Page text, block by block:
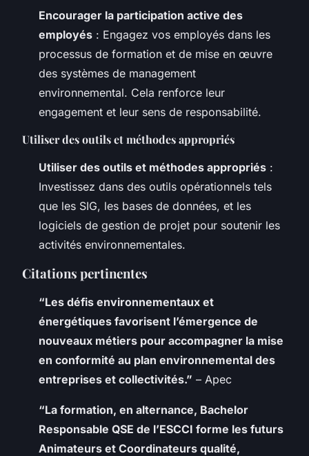
Encourager la participation active des
employés : Engagez vos employés dans les
processus de formation et de mise en œuvre
des systèmes de management
environnemental. Cela renforce leur
engagement et leur sens de responsabilité.
Utiliser des outils et méthodes appropriés
Utiliser des outils et méthodes appropriés :
Investissez dans des outils opérationnels tels
que les SIG, les bases de données, et les
logiciels de gestion de projet pour soutenir les
activités environnementales.
Citations pertinentes
“Les défis environnementaux et
énergétiques favorisent l’émergence de
nouveaux métiers pour accompagner la mise
en conformité au plan environnemental des
entreprises et collectivités.” – Apec
“La formation, en alternance, Bachelor
Responsable QSE de l’ESCCI forme les futurs
Animateurs et Coordinateurs qualité,